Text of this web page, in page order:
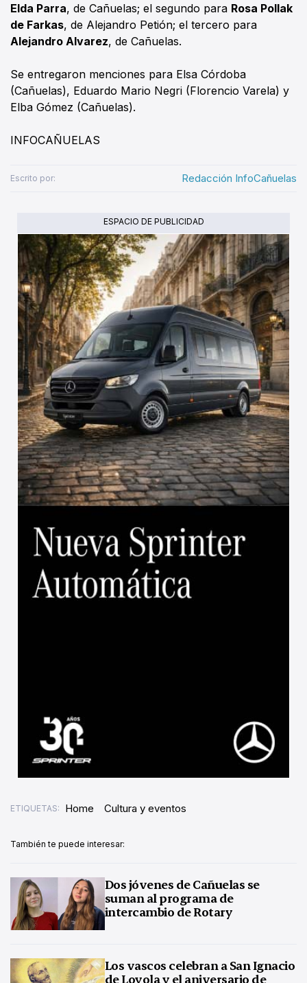
Elda Parra, de Cañuelas; el segundo para Rosa Pollak
de Farkas, de Alejandro Petión; el tercero para
Alejandro Alvarez, de Cañuelas.
Se entregaron menciones para Elsa Córdoba
(Cañuelas), Eduardo Mario Negri (Florencio Varela) y
Elba Gómez (Cañuelas).
INFOCAÑUELAS
Escrito por: Redacción InfoCañuelas
ESPACIO DE PUBLICIDAD
ETIQUETAS: Home Cultura y eventos
También te puede interesar:
Dos jóvenes de Cañuelas se
suman al programa de
intercambio de Rotary
Los vascos celebran a San Ignacio
de Loyola y el aniversario de